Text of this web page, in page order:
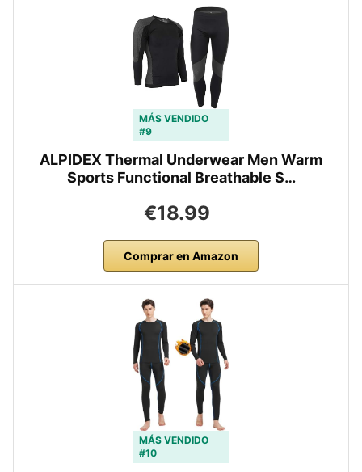
MÁS VENDIDO
#9
ALPIDEX Thermal Underwear Men Warm
Sports Functional Breathable S…
€18.99
Comprar en Amazon
MÁS VENDIDO
#10